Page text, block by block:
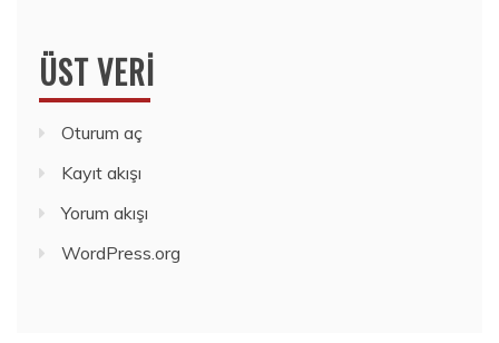
ÜST VERI
Oturum aç
Kayıt akışı
Yorum akışı
WordPress.org